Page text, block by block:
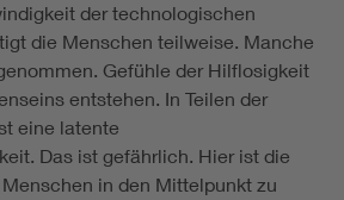
der technologischen
die Menschen teilweise. Manche
Gefühle der Hilflosigkeit
entstehen. In Teilen der
eine latente
Das ist gefährlich. Hier ist die
in den Mittelpunkt zu